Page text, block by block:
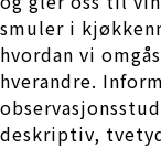
smuler i
hvordan vi
hverandre.
deskriptiv,